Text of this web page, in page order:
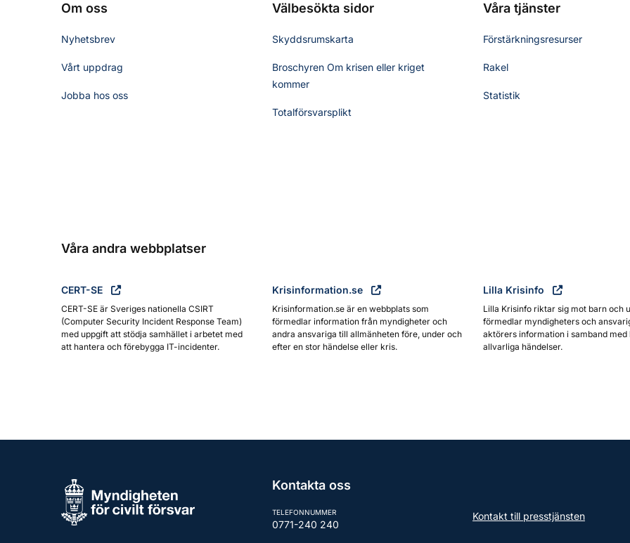
Om oss
Nyhetsbrev
Vårt uppdrag
Jobba hos oss
Välbesökta sidor
Skyddsrumskarta
Broschyren Om krisen eller kriget
kommer
Totalförsvarsplikt
Våra tjänster
Förstärkningsresurser
Rakel
Statistik
Våra andra webbplatser
CERT-SE
CERT-SE är Sveriges nationella CSIRT
(Computer Security Incident Response Team)
med uppgift att stödja samhället i arbetet med
att hantera och förebygga IT-incidenter.
Krisinformation.se
Krisinformation.se är en webbplats som
förmedlar information från myndigheter och
andra ansvariga till allmänheten före, under och
efter en stor händelse eller kris.
Lilla Krisinfo
Lilla Krisinfo riktar sig mot barn och
förmedlar myndigheters och
aktörers information i samband
allvarliga händelser.
Kontakta oss
TELEFONNUMMER
0771-240 240
Kontakt till presstjänsten